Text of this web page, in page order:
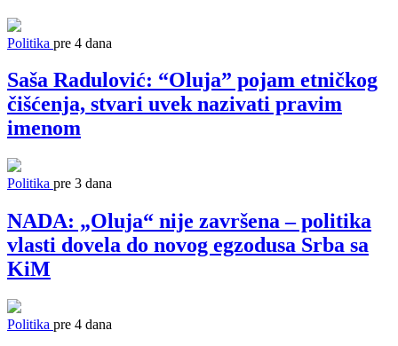
Politika pre 4 dana
Saša Radulović: “Oluja” pojam etničkog
čišćenja, stvari uvek nazivati pravim
imenom
Politika pre 3 dana
NADA: „Oluja“ nije završena – politika
vlasti dovela do novog egzodusa Srba sa
KiM
Politika pre 4 dana